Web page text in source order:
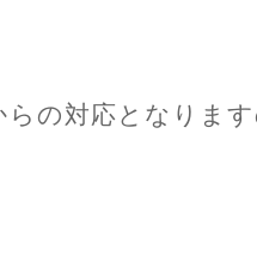
らの対応となりま